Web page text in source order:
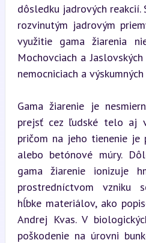
dôsledku jadrových reakcií.
rozvinutým jadrovým
využitie gama žiarenia
Mochovciach a
nemocniciach a
Gama žiarenie je
prejsť cez ľudské telo aj
pričom na jeho tienenie je
alebo betónové múry.
gama žiarenie ionizuje
prostredníctvom vzniku
hĺbke materiálov, ako
Andrej Kvas. V
poškodenie na úrovni